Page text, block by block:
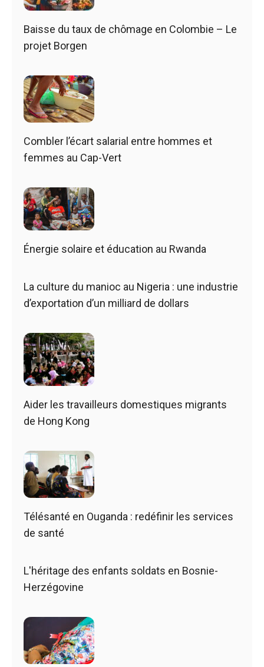
Baisse du taux de chômage en Colombie – Le
projet Borgen
Combler l’écart salarial entre hommes et
femmes au Cap-Vert
Énergie solaire et éducation au Rwanda
La culture du manioc au Nigeria : une industrie
d’exportation d’un milliard de dollars
Aider les travailleurs domestiques migrants
de Hong Kong
Télésanté en Ouganda : redéfinir les services
de santé
L'héritage des enfants soldats en Bosnie-
Herzégovine